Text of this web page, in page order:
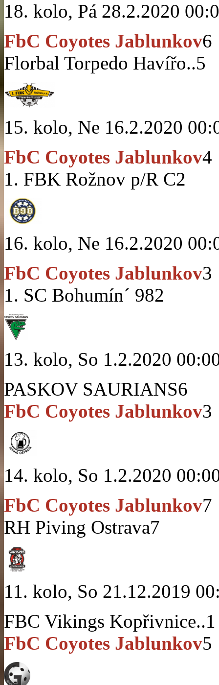
18. kolo, Pá 28.2.2020
FbC Coyotes Jablunkov6
Florbal Torpedo Havířo..5
15. kolo, Ne 16.2.2020
FbC Coyotes Jablunkov4
1. FBK Rožnov p/R C2
16. kolo, Ne 16.2.2020
FbC Coyotes Jablunkov3
1. SC Bohumín´ 982
13. kolo, So 1.2.2020
PASKOV SAURIANS6
FbC Coyotes Jablunkov3
14. kolo, So 1.2.2020
FbC Coyotes Jablunkov7
RH Piving Ostrava7
11. kolo, So 21.12.2019
FBC Vikings Kopřivnice..1
FbC Coyotes Jablunkov5